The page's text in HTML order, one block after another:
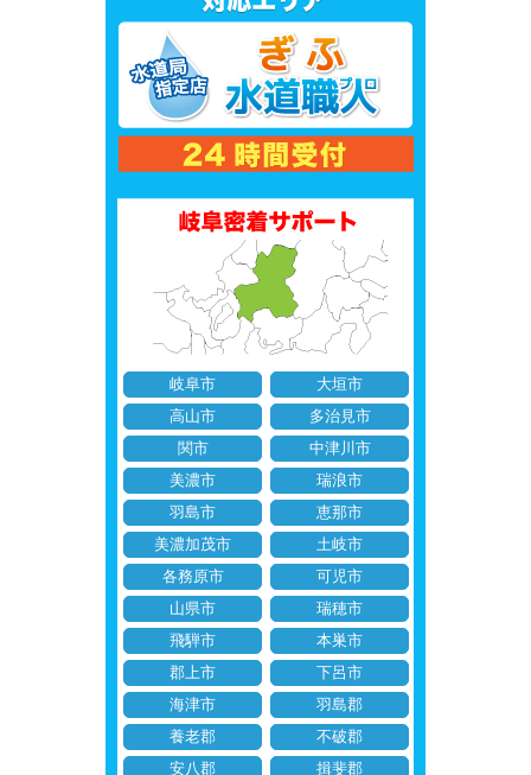
岐阜市
大垣市
高山市
多治見市
関市
中津川市
美濃市
瑞浪市
羽島市
恵那市
美濃加茂市
土岐市
各務原市
可児市
山県市
瑞穂市
飛騨市
本巣市
郡上市
下呂市
海津市
羽島郡
養老郡
不破郡
安八郡
揖斐郡